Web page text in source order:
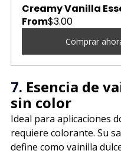
Creamy Vanilla
From$3.00
Comprar
7. Esencia de
sin color
Ideal para aplicaciones
requiere colorante. Su
define como vainilla